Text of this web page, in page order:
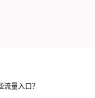
流量入口？